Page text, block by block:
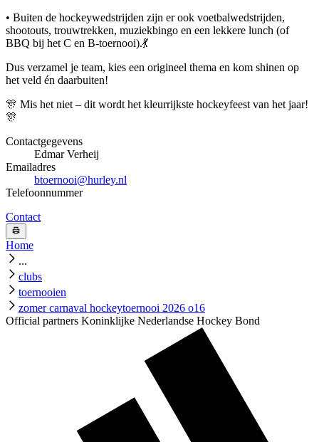
• Buiten de hockeywedstrijden zijn er ook voetbalwedstrijden,
shootouts, trouwtrekken, muziekbingo en een lekkere lunch (of
BBQ bij het C en B-toernooi).💃
Dus verzamel je team, kies een origineel thema en kom shinen op
het veld én daarbuiten!
🎊 Mis het niet – dit wordt het kleurrijkste hockeyfeest van het jaar!
🎊
Contactgegevens
Edmar Verheij
Emailadres
btoernooi@hurley.nl
Telefoonnummer
Contact
Home
...
clubs
toernooien
zomer carnaval hockeytoernooi 2026 o16
Official partners Koninklijke Nederlandse Hockey Bond